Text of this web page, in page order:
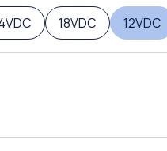
18VDC 12VDC